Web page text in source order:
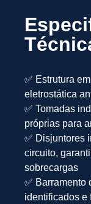
✅ Estrutura
eletrostática
✅ Tomadas
próprias para
✅ Disjuntores
circuito,
sobrecargas
✅ Barramento
identificados e